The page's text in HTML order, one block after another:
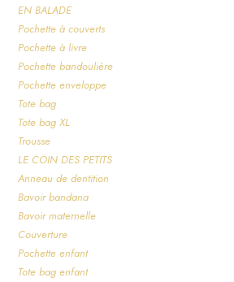
EN BALADE
Pochette à couverts
Pochette à livre
Pochette bandoulière
Pochette enveloppe
Tote bag
Tote bag XL
Trousse
LE COIN DES PETITS
Anneau de dentition
Bavoir bandana
Bavoir maternelle
Couverture
Pochette enfant
Tote bag enfant